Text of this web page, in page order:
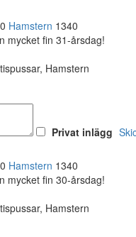
Hamstern 1340
mycket fin 31-årsdag!
Hamstern
Privat inlägg
Hamstern 1340
mycket fin 30-årsdag!
Hamstern